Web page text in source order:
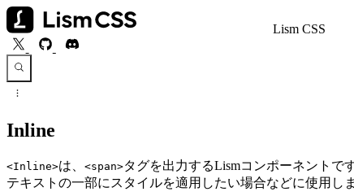
Lism CSS
Inline
<Inline>は、 <span>タグを出力するLismコンポーネントです
テキストの一部にスタイルを適用したい場合などに使用しま